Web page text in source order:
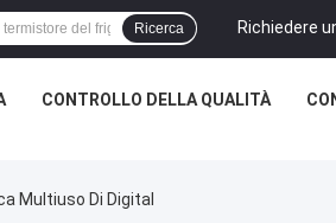
Richiedere
Ricerca
CONTROLLO DELLA QUALITÀ
Multiuso Di Digital